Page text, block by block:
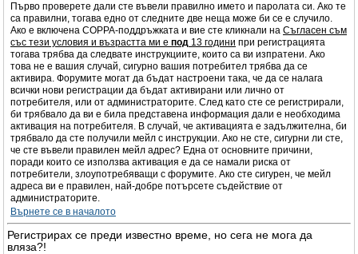
Първо проверете дали сте въвели правилно името и паролата си. Ако те
са правилни, тогава едно от следните две неща може би се е случило.
Ако е включена COPPA-поддръжката и вие сте кликнали на Съгласен съм
със тези условия и възрастта ми е под 13 години при регистрацията
тогава трябва да следвате инструкциите, които са ви изпратени. Ако
това не е вашия случай, сигурно вашия потребител трябва да се
активира. Форумите могат да бъдат настроени така, че да се налага
всички нови регистрации да бъдат активирани или лично от
потребителя, или от администраторите. След като сте се регистрирали,
би трябвало да ви е била представена информация дали е необходима
активация на потребителя. В случай, че активацията е задължителна, би
трябвало да сте получили мейл с инструкции. Ако не сте, сигурни ли сте,
че сте въвели правилен мейл адрес? Една от основните причини,
поради които се използва активация е да се намали риска от
потребители, злоупотребяващи с форумите. Ако сте сигурен, че мейл
адреса ви е правилен, най-добре потърсете съдействие от
администраторите.
Върнете се в началото
Регистрирах се преди известно време, но сега не мога да
вляза?!